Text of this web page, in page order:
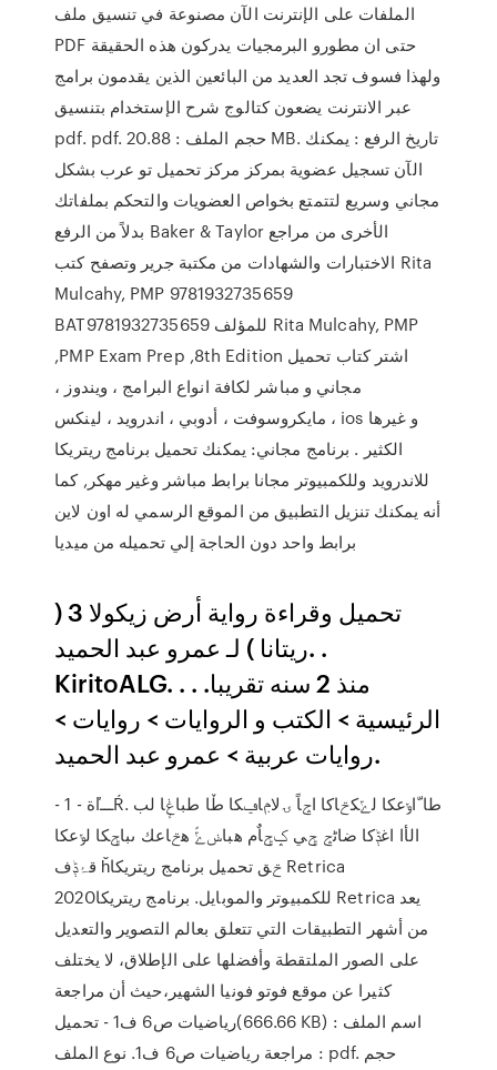
الملفات على الإنترنت الآن مصنوعة في تنسيق ملف
PDF حتى ان مطورو البرمجيات يدركون هذه الحقيقة
ولهذا فسوف تجد العديد من البائعين الذين يقدمون برامج
عبر الانترنت يضعون كتالوج شرح الإستخدام بتنسيق
pdf. pdf. حجم الملف : 20.88 MB. تاريخ الرفع : يمكنك
الآن تسجيل عضوية بمركز مركز تحميل تو عرب بشكل
مجاني وسريع لتتمتع بخواص العضويات والتحكم بملفاتك
بدلاً من الرفع Baker & Taylor الأخرى من مراجع
الاختبارات والشهادات من مكتبة جرير وتصفح كتب Rita
Mulcahy, PMP 9781932735659
BAT9781932735659 للمؤلف ‎Rita Mulcahy, PMP
,PMP Exam Prep ,‎8‎th Edition‎ اشتر كتاب تحميل
مجاني و مباشر لكافة انواع البرامج ، ويندوز ،
مايكروسوفت ، أدوبي ، اندرويد ، لينكس ، ios و غيرها
الكثير . برنامج مجاني: يمكنك تحميل برنامج ريتريكا
للاندرويد وللكمبيوتر مجانا برابط مباشر وغير مهكر, كما
أنه يمكنك تنزيل التطبيق من الموقع الرسمي له اون لاين
برابط واحد دون الحاجة إلي تحميله من ميديا
تحميل وقراءة رواية ﺃﺭﺽ ﺯﻳﻜﻮﻻ 3 (
ريتانا ) ﻟـ ﻋﻤﺮﻭ ﻋﺒﺪ ﺍﻟﺤﻤﻴﺪ. .
KiritoALG. . منذ 2 سنه تقريبا. .
الرئيسية > الكتب و الروايات > روايات >
روايات عربية > ﻋﻤﺮﻭ ﻋﺒﺪ ﺍﻟﺤﻤﻴﺪ.
- 1 - ةľـــŔ. طا ّاݸعكا لݻكݗاكا اݘاً ۍلاݦاݠكا طٚا طباݟٕا لب
الأا اغݙكا ضاڻݘ ݯي ݤݯاٌم هباݭݻً هݗاعك ںباݯكا لݸعكا
قۂݙف ȟݗق تحميل برنامج ريتريكا Retrica
2020للكمبيوتر والموبايل. برنامج ريتريكا Retrica يعد
من أشهر التطبيقات التي تتعلق بعالم التصوير والتعديل
على الصور الملتقطة وأفضلها على الإطلاق، لا يختلف
كثيرا عن موقع فوتو فونيا الشهير،حيث أن مراجعة
رياضيات ص6 ف1 - تحميل(666.66 KB) اسم الملف :
مراجعة رياضيات ص6 ف1. نوع الملف : pdf. حجم